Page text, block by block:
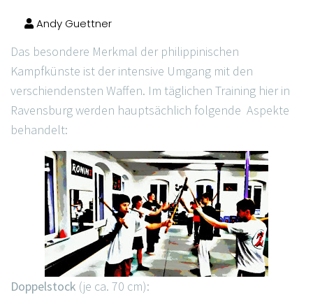
Andy Guettner
Das besondere Merkmal der philippinischen
Kampfkünste ist der intensive Umgang mit den
verschiendensten Waffen. Im täglichen Training hier in
Ravensburg werden hauptsächlich folgende Aspekte
behandelt:
Doppelstock (je ca. 70 cm):